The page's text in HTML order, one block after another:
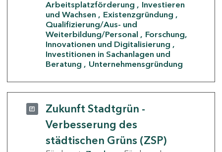
Arbeitsplatzförderung
Investieren
und Wachsen
Existenzgründung
Qualifizierung/Aus- und
Weiterbildung/Personal
Forschung,
Innovationen und Digitalisierung
Investitionen in Sachanlagen und
Beratung
Unternehmensgründung
Zukunft Stadtgrün -
Verbesserung des
städtischen Grüns (ZSP)